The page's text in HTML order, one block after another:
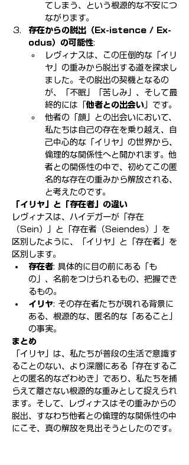
てしまう、という根源的な不安につ
ながります。
存在からの脱出（Ex-istence / Ex-
odus）の可能性:
レヴィナスは、この圧倒的な「イリ
ヤ」の重みから脱出する道を探求し
ました。その脱出の契機となるの
が、「不眠」「苦しみ」、そして最
終的には「他者との出会い 」です。
他者の「顔」との出会いにおいて、
私たちは自己の存在を乗り越え、自
己中心的な「イリヤ」の世界から、
倫理的な関係性へと開かれます。他
者との関係性の中で、初めてこの匿
名的な存在の重みから解放される、
と考えたのです。
「イリヤ」と「存在者」の違い
レヴィナスは、ハイデガーが「存在
（Sein）」と「存在者（Seiendes）」を
区別したように、「イリヤ」と「存在者」を
区別します。
存在者: 具体的に目の前にある「も
の」、名前をつけられるもの、把握でき
るもの。
イリヤ: その存在者たちが現れる背景に
ある、根源的な、匿名的な「あること」
の事実。
まとめ
「イリヤ」は、私たちが普段の生活で意識す
ることのない、より深層にある「存在するこ
との匿名的なざわめき」であり、私たちを捕
らえて離さない根源的な重みとして捉えられ
ます。そして、レヴィナスはその重みからの
脱出、すなわち他者との倫理的な関係性の中
にこそ、真の解放を見出そうとしたのです。